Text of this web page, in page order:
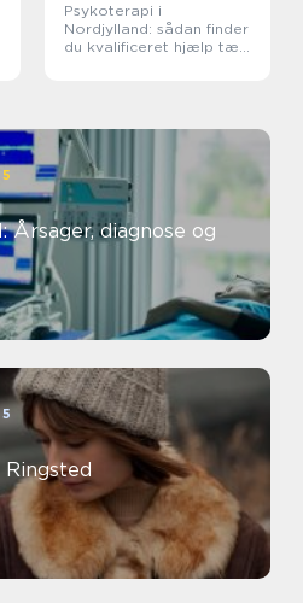
Psykoterapi i
Nordjylland: sådan finder
du kvalificeret hjælp tæt
diagnose og